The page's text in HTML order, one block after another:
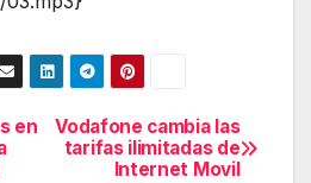
Vodafone cambia las
tarifas ilimitadas de
Internet Movil
en